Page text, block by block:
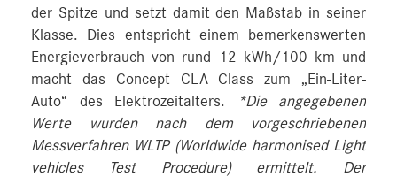
der Spitze und setzt damit den Maßstab in seiner
Klasse. Dies entspricht einem bemerkenswerten
Energieverbrauch von rund 12 kWh/100 km und
macht das Concept CLA Class zum „Ein-Liter-
Auto“ des Elektrozeitalters.
*Die angegebenen
Werte wurden nach dem vorgeschriebenen
Messverfahren WLTP (Worldwide harmonised Light
vehicles Test Procedure) ermittelt. Der